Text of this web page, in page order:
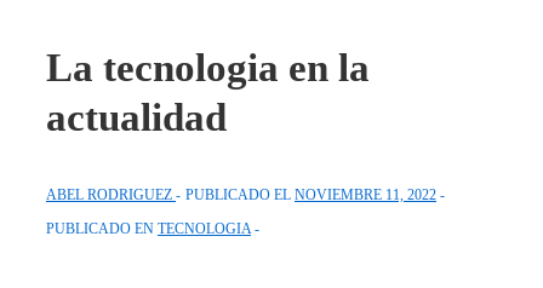
La tecnologia en la
actualidad
ABEL RODRIGUEZ PUBLICADO EL NOVIEMBRE 11, 2022
PUBLICADO EN TECNOLOGIA